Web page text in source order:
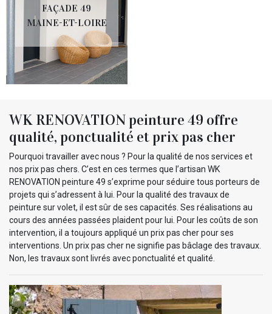
FAÇADE 49
MAINE-ET-LOIRE
WK RENOVATION peinture 49 offre
qualité, ponctualité et prix pas cher
Pourquoi travailler avec nous ? Pour la qualité de nos services et
nos prix pas chers. C’est en ces termes que l’artisan WK
RENOVATION peinture 49 s’exprime pour séduire tous porteurs de
projets qui s’adressent à lui. Pour la qualité des travaux de
peinture sur volet, il est sûr de ses capacités. Ses réalisations au
cours des années passées plaident pour lui. Pour les coûts de son
intervention, il a toujours appliqué un prix pas cher pour ses
interventions. Un prix pas cher ne signifie pas bâclage des travaux.
Non, les travaux sont livrés avec ponctualité et qualité.